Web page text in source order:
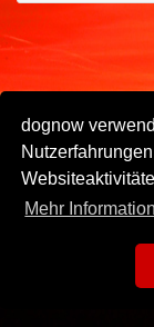
dognow
Mehr